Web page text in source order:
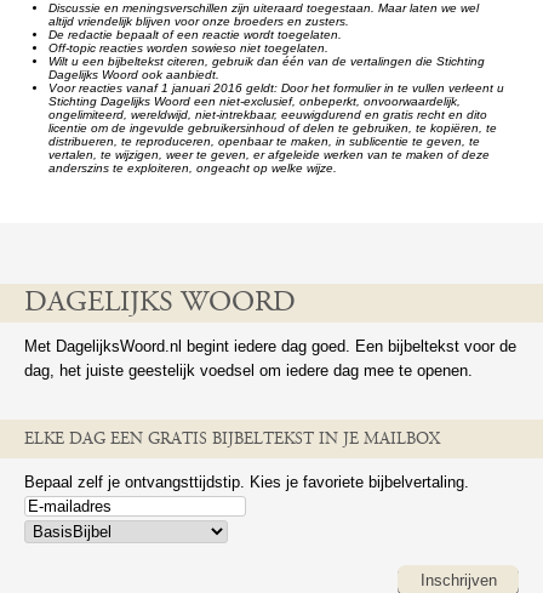
Discussie en meningsverschillen zijn uiteraard toegestaan. Maar laten we wel
altijd vriendelijk blijven voor onze broeders en zusters.
De redactie bepaalt of een reactie wordt toegelaten.
Off-topic reacties worden sowieso niet toegelaten.
Wilt u een bijbeltekst citeren, gebruik dan één van de vertalingen die Stichting
Dagelijks Woord ook aanbiedt.
Voor reacties vanaf 1 januari 2016 geldt: Door het formulier in te vullen verleent u
Stichting Dagelijks Woord een niet-exclusief, onbeperkt, onvoorwaardelijk,
ongelimiteerd, wereldwijd, niet-intrekbaar, eeuwigdurend en gratis recht en dito
licentie om de ingevulde gebruikersinhoud of delen te gebruiken, te kopiëren, te
distribueren, te reproduceren, openbaar te maken, in sublicentie te geven, te
vertalen, te wijzigen, weer te geven, er afgeleide werken van te maken of deze
anderszins te exploiteren, ongeacht op welke wijze.
DAGELIJKS WOORD
Met DagelijksWoord.nl begint iedere dag goed. Een bijbeltekst voor de
dag, het juiste geestelijk voedsel om iedere dag mee te openen.
ELKE DAG EEN GRATIS BIJBELTEKST IN JE MAILBOX
Bepaal zelf je ontvangsttijdstip. Kies je favoriete bijbelvertaling.
Inschrijven